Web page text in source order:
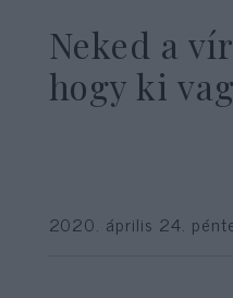
Neked a
hogy ki
2020. április 24.